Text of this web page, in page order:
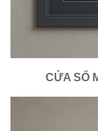
CỬA SỔ